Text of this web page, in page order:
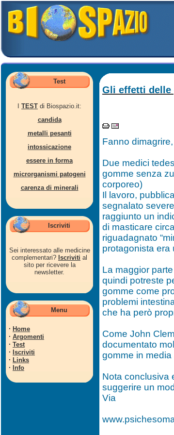
Test
TEST di Biospazio.it:
candida
metalli pesanti
intossicazione
essere in forma
microrganismi patogeni
carenza di minerali
Iscriviti
Sei interessato alle medicine
complementari? Iscriviti al
sito per ricevere la
newsletter.
Menu
· Home
· Argomenti
· Test
· Iscriviti
· Links
· Info
Gli effetti delle
Fanno
Due medici
gomme senza
corporeo)
Il lavoro,
segnalato
raggiunto un
di masticare
riguadagnato
protagonista era
La maggior
quindi potreste
gomme come
problemi
che ha però
Come John
documentato
gomme in media
Nota conclusiva
suggerire un
Via